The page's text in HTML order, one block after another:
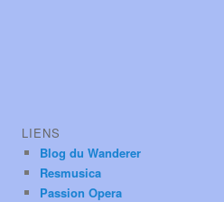
LIENS
Blog du Wanderer
Resmusica
Passion Opera